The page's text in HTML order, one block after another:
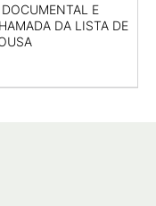
E
DA LISTA DE